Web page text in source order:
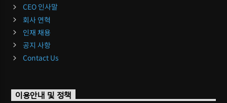
CEO 인사말
회사 연혁
인재 채용
공지 사항
Contact Us
이용안내 및 정책